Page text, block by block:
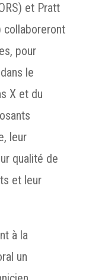
et Pratt
collaboreront
pour
le
X et du
leur
qualité de
et leur
à la
un